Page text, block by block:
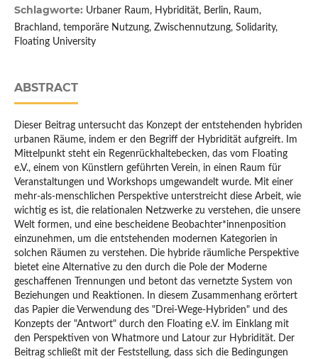
Schlagworte: Urbaner Raum, Hybridität, Berlin, Raum,
Brachland, temporäre Nutzung, Zwischennutzung, Solidarity,
Floating University
ABSTRACT
Dieser Beitrag untersucht das Konzept der entstehenden hybriden
urbanen Räume, indem er den Begriff der Hybridität aufgreift. Im
Mittelpunkt steht ein Regenrückhaltebecken, das vom Floating
e.V., einem von Künstlern geführten Verein, in einen Raum für
Veranstaltungen und Workshops umgewandelt wurde. Mit einer
mehr-als-menschlichen Perspektive unterstreicht diese Arbeit, wie
wichtig es ist, die relationalen Netzwerke zu verstehen, die unsere
Welt formen, und eine bescheidene Beobachter*innenposition
einzunehmen, um die entstehenden modernen Kategorien in
solchen Räumen zu verstehen. Die hybride räumliche Perspektive
bietet eine Alternative zu den durch die Pole der Moderne
geschaffenen Trennungen und betont das vernetzte System von
Beziehungen und Reaktionen. In diesem Zusammenhang erörtert
das Papier die Verwendung des "Drei-Wege-Hybriden" und des
Konzepts der "Antwort" durch den Floating e.V. im Einklang mit
den Perspektiven von Whatmore und Latour zur Hybridität. Der
Beitrag schließt mit der Feststellung, dass sich die Bedingungen